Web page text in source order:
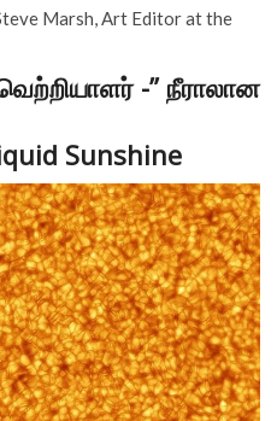
Marsh, Art Editor at the
-” நீராலான
Sunshine